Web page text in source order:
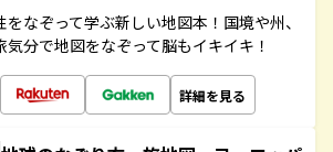
なぞって学ぶ新しい地図本！国境や州、
分で地図をなぞって脳もイキイキ！
詳細を見る